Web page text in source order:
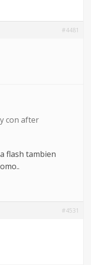
#4481
con after
flash tambien
#4531